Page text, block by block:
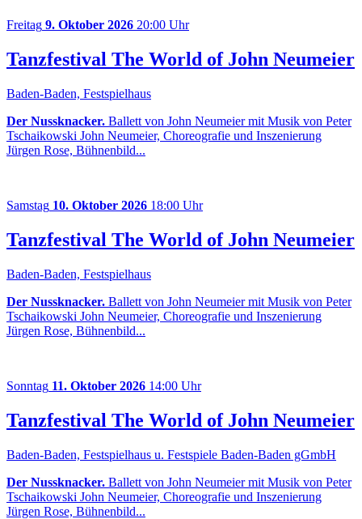
Freitag 9. Oktober 2026 20:00 Uhr
Tanzfestival The World of John Neumeier
Baden-Baden, Festspielhaus
Der Nussknacker. Ballett von John Neumeier mit Musik von Peter
Tschaikowski John Neumeier, Choreografie und Inszenierung
Jürgen Rose, Bühnenbild...
Samstag 10. Oktober 2026 18:00 Uhr
Tanzfestival The World of John Neumeier
Baden-Baden, Festspielhaus
Der Nussknacker. Ballett von John Neumeier mit Musik von Peter
Tschaikowski John Neumeier, Choreografie und Inszenierung
Jürgen Rose, Bühnenbild...
Sonntag 11. Oktober 2026 14:00 Uhr
Tanzfestival The World of John Neumeier
Baden-Baden, Festspielhaus u. Festspiele Baden-Baden gGmbH
Der Nussknacker. Ballett von John Neumeier mit Musik von Peter
Tschaikowski John Neumeier, Choreografie und Inszenierung
Jürgen Rose, Bühnenbild...